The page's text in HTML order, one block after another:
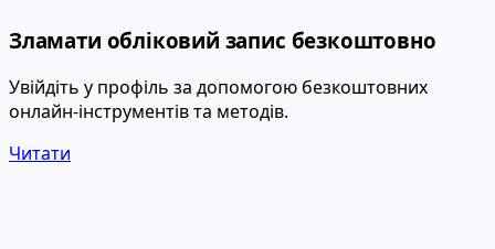
Зламати обліковий запис безкоштовно
Увійдіть у профіль за допомогою безкоштовних
онлайн-інструментів та методів.
Читати